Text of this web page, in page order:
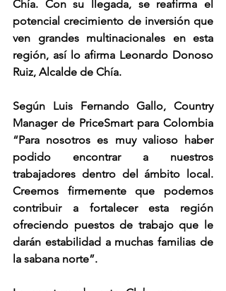
Chía. Con su llegada, se reafirma el
potencial crecimiento de inversión que
ven grandes multinacionales en esta
región, así lo afirma Leonardo Donoso
Ruiz, Alcalde de Chía.
Según Luis Fernando Gallo, Country
Manager de PriceSmart para Colombia
“Para nosotros es muy valioso haber
podido encontrar a nuestros
trabajadores dentro del ámbito local.
Creemos firmemente que podemos
contribuir a fortalecer esta región
ofreciendo puestos de trabajo que le
darán estabilidad a muchas familias de
la sabana norte”.